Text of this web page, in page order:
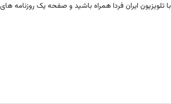
با تلویزیون ایران فردا همراه باشید و صفحه یک روزنامه